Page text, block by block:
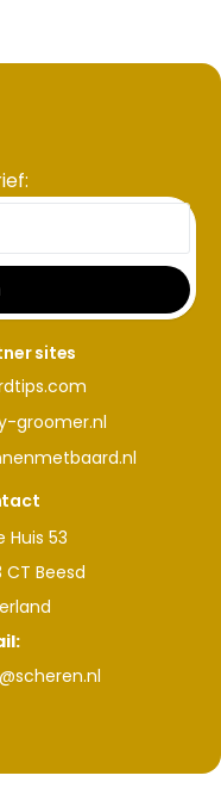
sites
groomer.nl
Huis 53
CT Beesd